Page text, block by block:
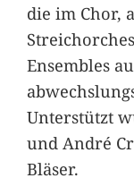
die im Chor,
Ensembles
Unterstützt
und André
Bläser.